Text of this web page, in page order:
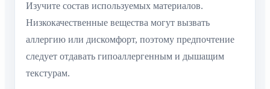
Изучите состав используемых материалов.
Низкокачественные вещества могут вызвать
аллергию или дискомфорт, поэтому предпочтение
следует отдавать гипоаллергенным и дышащим
текстурам.